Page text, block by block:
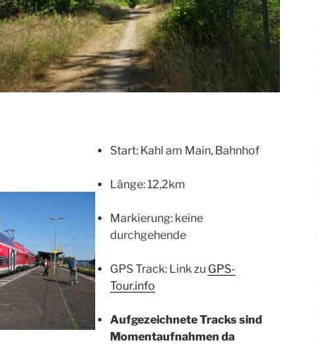
Start: Kahl am Main, Bahnhof
Länge: 12,2km
Markierung: keine
durchgehende
GPS Track: Link zu GPS-
Tour.info
Aufgezeichnete Tracks sind
Momentaufnahmen da